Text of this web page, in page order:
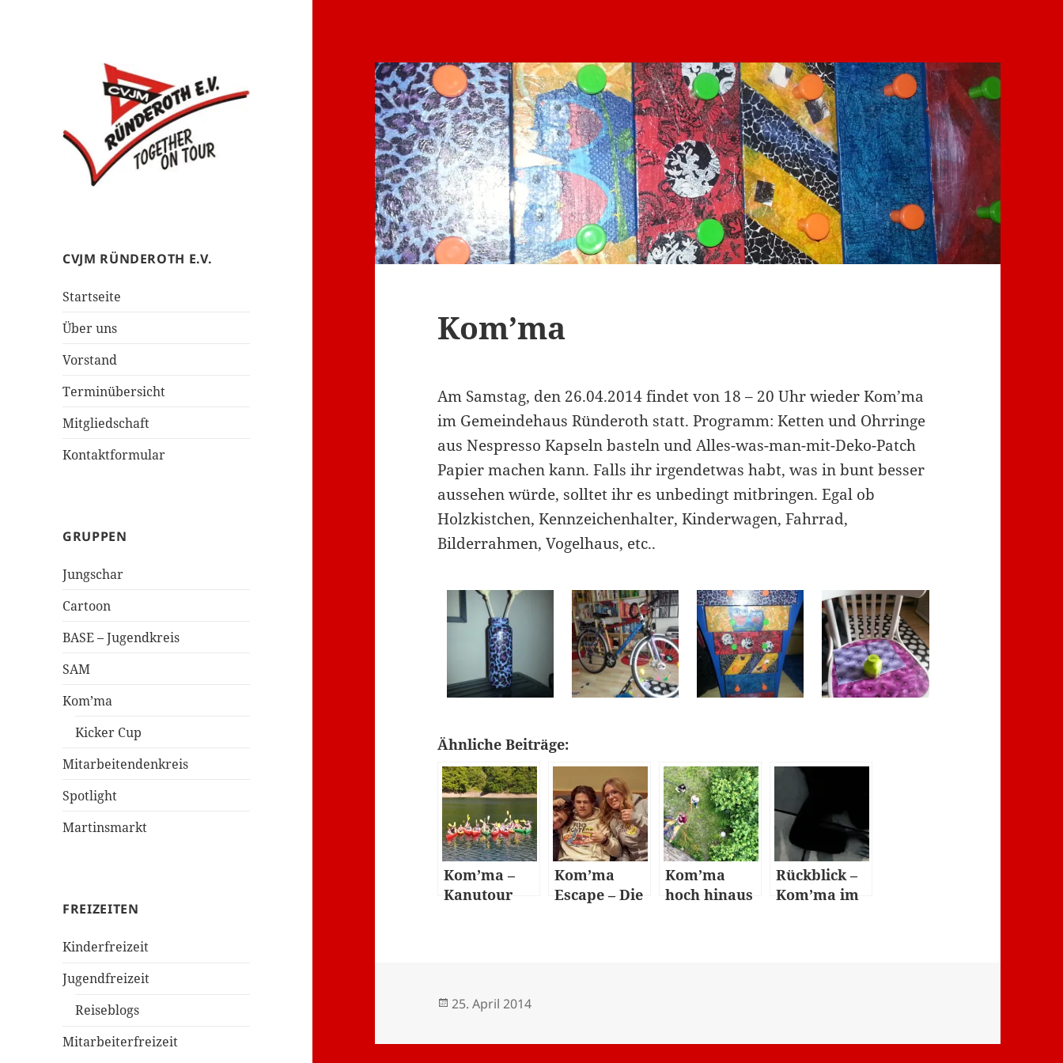
CVJM RÜNDEROTH E.V.
Startseite
Über uns
Vorstand
Terminübersicht
Mitgliedschaft
Kontaktformular
GRUPPEN
Jungschar
Cartoon
BASE – Jugendkreis
SAM
Kom’ma
Kicker Cup
Mitarbeitendenkreis
Spotlight
Martinsmarkt
FREIZEITEN
Kinderfreizeit
Jugendfreizeit
Reiseblogs
Mitarbeiterfreizeit
Kom’ma
Am Samstag, den 26.04.2014 findet von 18 – 20 Uhr wieder Kom’ma
im Gemeindehaus Ründeroth statt. Programm: Ketten und Ohrringe
aus Nespresso Kapseln basteln und Alles-was-man-mit-Deko-Patch
Papier machen kann. Falls ihr irgendetwas habt, was in bunt besser
aussehen würde, solltet ihr es unbedingt mitbringen. Egal ob
Holzkistchen, Kennzeichenhalter, Kinderwagen, Fahrrad,
Bilderrahmen, Vogelhaus, etc..
Ähnliche Beiträge:
Kom’ma –
Kanutour
Kom’ma
Escape – Die
Kom’ma
hoch hinaus
Rückblick –
Kom’ma im
Veröffentlicht
25. April 2014